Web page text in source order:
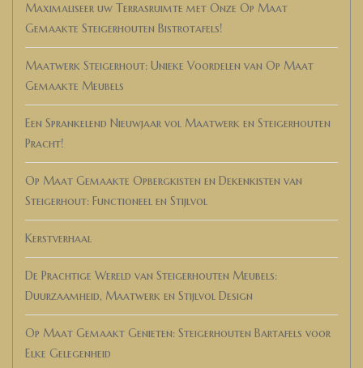
Maximaliseer uw Terrasruimte met Onze Op Maat
Gemaakte Steigerhouten Bistrotafels!
Maatwerk Steigerhout: Unieke Voordelen van Op Maat
Gemaakte Meubels
Een Sprankelend Nieuwjaar vol Maatwerk en Steigerhouten
Pracht!
Op Maat Gemaakte Opbergkisten en Dekenkisten van
Steigerhout: Functioneel en Stijlvol
Kerstverhaal
De Prachtige Wereld van Steigerhouten Meubels:
Duurzaamheid, Maatwerk en Stijlvol Design
Op Maat Gemaakt Genieten: Steigerhouten Bartafels voor
Elke Gelegenheid